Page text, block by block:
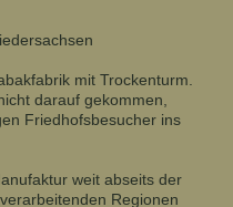
mit Trockenturm.
darauf gekommen,
Friedhofsbesucher ins
weit abseits der
Regionen